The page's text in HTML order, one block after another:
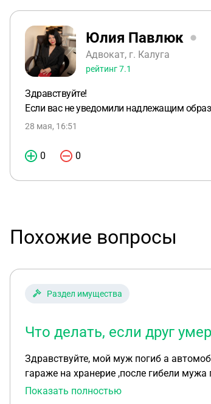
Юлия Павлюк
Адвокат, г. Калуга
рейтинг7.1
Здравствуйте!
Если вас не уведомили надлежащим
28 мая, 16:51
0 0
Похожие вопросы
Раздел имущества
Что делать, если друг
Здравствуйте, мой муж погиб а
гараже на хранерие ,после гибели мужа полусила ответ что автомобиль находится в тайге и в сломаном
угон и возрат ,отказали от возбуждении
Показать полностью